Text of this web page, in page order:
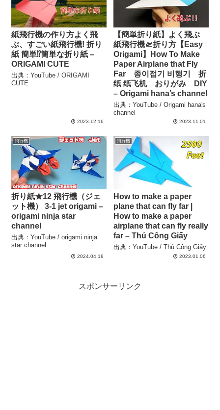
紙飛行機の作り方よく飛
ぶ、すごい紙飛行機! 折り
紙 簡単⁉️簡単な折り紙 –
ORIGAMI CUTE
出典：YouTube / ORIGAMI
CUTE
2023.12.16
【簡単折り紙】よく飛ぶ
紙飛行機🛫折り方【Easy
Origami】How To Make
Paper Airplane that Fly
Far 종이접기 비행기 折
纸 纸飞机 おりがみ DIY
– Origami hana’s channel
出典：YouTube / Origami hana's
channel
2023.11.01
飛行機
折り紙★12 飛行機（ジェ
ット機） 3-1 jet origami –
origami ninja star
channel
出典：YouTube / origami ninja
star channel
2024.04.18
飛行機
How to make a paper
plane that can fly far |
How to make a paper
airplane that can fly really
far – Thủ Công Giấy
出典：YouTube / Thủ Công Giấy
2023.01.06
スポンサーリンク